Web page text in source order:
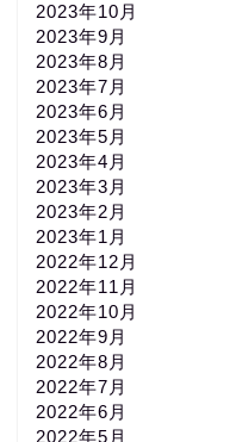
2023年10月
2023年9月
2023年8月
2023年7月
2023年6月
2023年5月
2023年4月
2023年3月
2023年2月
2023年1月
2022年12月
2022年11月
2022年10月
2022年9月
2022年8月
2022年7月
2022年6月
2022年5月